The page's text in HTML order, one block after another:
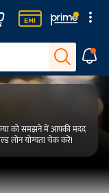
को समझने में आपकी मदद
लोन योग्यता चेक करें!